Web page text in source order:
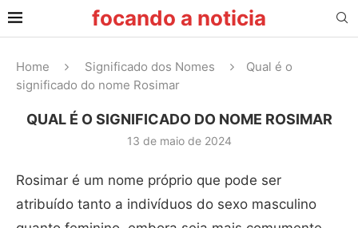
focando a noticia
Home Significado dos Nomes
Qual é o
significado do nome Rosimar
QUAL É O SIGNIFICADO DO NOME ROSIMAR
13 de maio de 2024
Rosimar é um nome próprio que pode ser
atribuído tanto a indivíduos do sexo masculino